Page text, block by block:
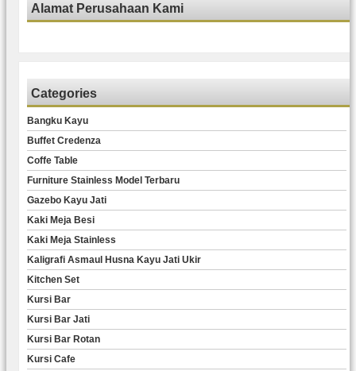
Alamat Perusahaan Kami
Categories
Bangku Kayu
Buffet Credenza
Coffe Table
Furniture Stainless Model Terbaru
Gazebo Kayu Jati
Kaki Meja Besi
Kaki Meja Stainless
Kaligrafi Asmaul Husna Kayu Jati Ukir
Kitchen Set
Kursi Bar
Kursi Bar Jati
Kursi Bar Rotan
Kursi Cafe